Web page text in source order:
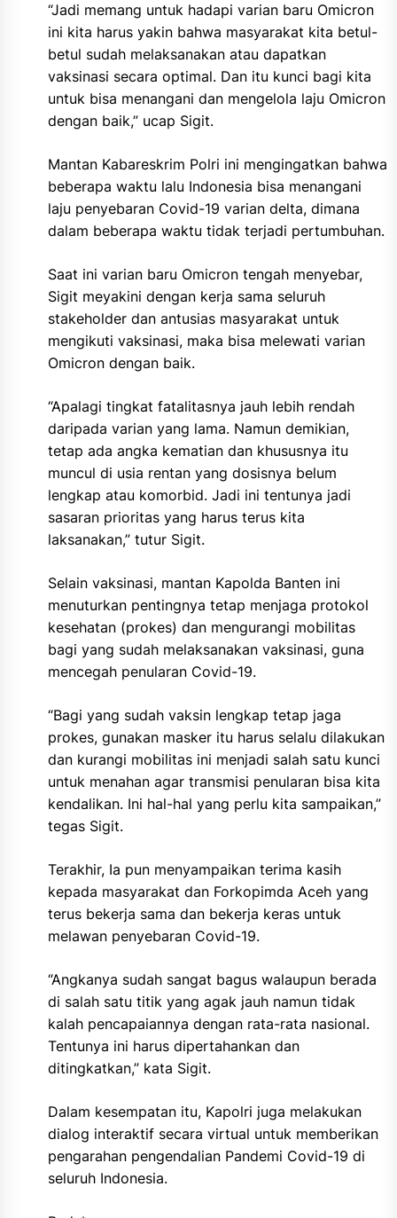
“Jadi memang untuk hadapi varian baru Omicron
ini kita harus yakin bahwa masyarakat kita betul-
betul sudah melaksanakan atau dapatkan
vaksinasi secara optimal. Dan itu kunci bagi kita
untuk bisa menangani dan mengelola laju Omicron
dengan baik,” ucap Sigit.
Mantan Kabareskrim Polri ini mengingatkan bahwa
beberapa waktu lalu Indonesia bisa menangani
laju penyebaran Covid-19 varian delta, dimana
dalam beberapa waktu tidak terjadi pertumbuhan.
Saat ini varian baru Omicron tengah menyebar,
Sigit meyakini dengan kerja sama seluruh
stakeholder dan antusias masyarakat untuk
mengikuti vaksinasi, maka bisa melewati varian
Omicron dengan baik.
“Apalagi tingkat fatalitasnya jauh lebih rendah
daripada varian yang lama. Namun demikian,
tetap ada angka kematian dan khususnya itu
muncul di usia rentan yang dosisnya belum
lengkap atau komorbid. Jadi ini tentunya jadi
sasaran prioritas yang harus terus kita
laksanakan,” tutur Sigit.
Selain vaksinasi, mantan Kapolda Banten ini
menuturkan pentingnya tetap menjaga protokol
kesehatan (prokes) dan mengurangi mobilitas
bagi yang sudah melaksanakan vaksinasi, guna
mencegah penularan Covid-19.
“Bagi yang sudah vaksin lengkap tetap jaga
prokes, gunakan masker itu harus selalu dilakukan
dan kurangi mobilitas ini menjadi salah satu kunci
untuk menahan agar transmisi penularan bisa kita
kendalikan. Ini hal-hal yang perlu kita sampaikan,”
tegas Sigit.
Terakhir, Ia pun menyampaikan terima kasih
kepada masyarakat dan Forkopimda Aceh yang
terus bekerja sama dan bekerja keras untuk
melawan penyebaran Covid-19.
“Angkanya sudah sangat bagus walaupun berada
di salah satu titik yang agak jauh namun tidak
kalah pencapaiannya dengan rata-rata nasional.
Tentunya ini harus dipertahankan dan
ditingkatkan,” kata Sigit.
Dalam kesempatan itu, Kapolri juga melakukan
dialog interaktif secara virtual untuk memberikan
pengarahan pengendalian Pandemi Covid-19 di
seluruh Indonesia.